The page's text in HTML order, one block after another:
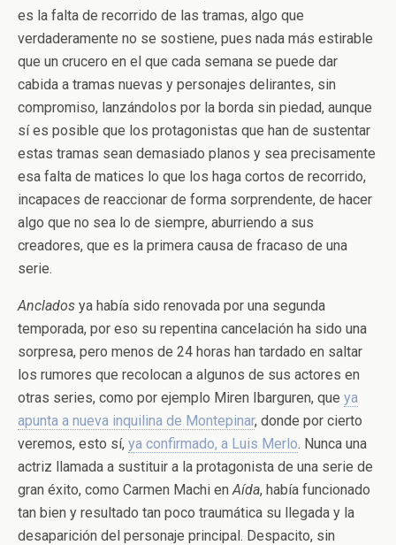
es la falta de recorrido de las tramas, algo que
verdaderamente no se sostiene, pues nada más estirable
que un crucero en el que cada semana se puede dar
cabida a tramas nuevas y personajes delirantes, sin
compromiso, lanzándolos por la borda sin piedad, aunque
sí es posible que los protagonistas que han de sustentar
estas tramas sean demasiado planos y sea precisamente
esa falta de matices lo que los haga cortos de recorrido,
incapaces de reaccionar de forma sorprendente, de hacer
algo que no sea lo de siempre, aburriendo a sus
creadores, que es la primera causa de fracaso de una
serie.
Anclados ya había sido renovada por una segunda
temporada, por eso su repentina cancelación ha sido una
sorpresa, pero menos de 24 horas han tardado en saltar
los rumores que recolocan a algunos de sus actores en
otras series, como por ejemplo Miren Ibarguren, que ya
apunta a nueva inquilina de Montepinar, donde por cierto
veremos, esto sí, ya confirmado, a Luis Merlo. Nunca una
actriz llamada a sustituir a la protagonista de una serie de
gran éxito, como Carmen Machi en Aída, había funcionado
tan bien y resultado tan poco traumática su llegada y la
desaparición del personaje principal. Despacito, sin